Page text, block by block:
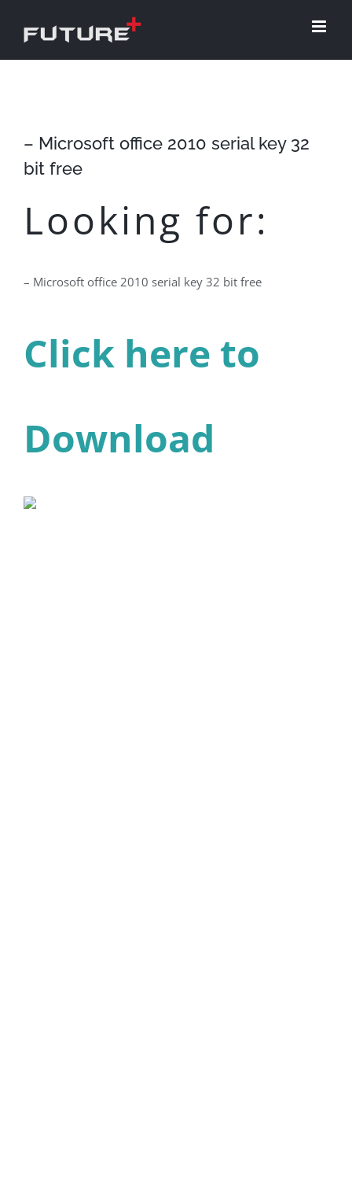
– Microsoft office 2010 serial key 32
bit free
Looking for:
– Microsoft office 2010 serial key 32 bit free
Click here to
Download